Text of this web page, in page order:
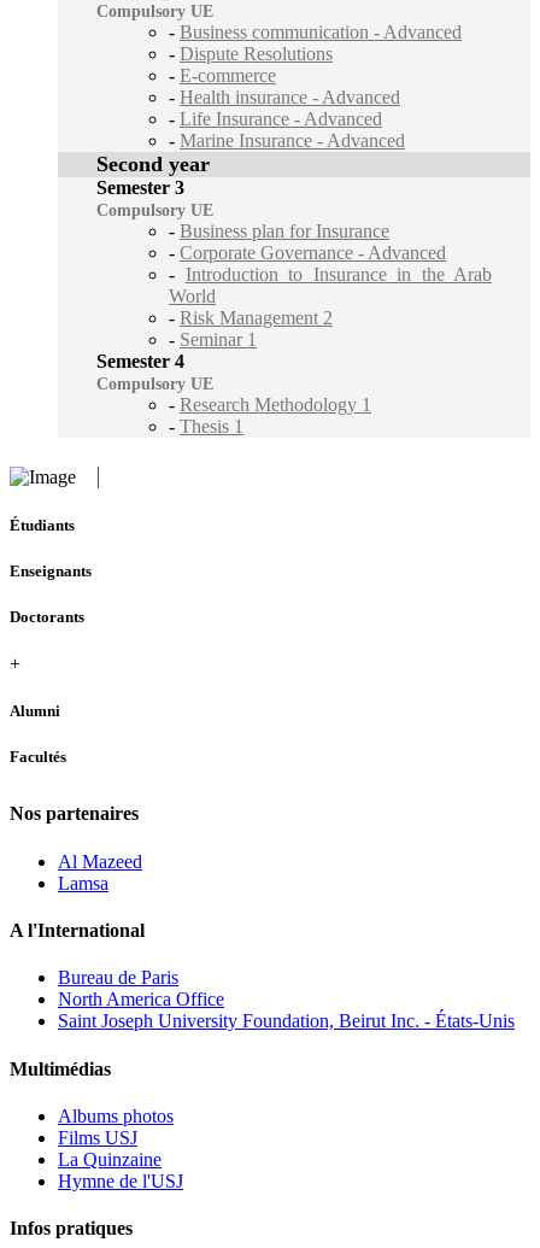
Compulsory UE
- Business communication - Advanced
- Dispute Resolutions
- E-commerce
- Health insurance - Advanced
- Life Insurance - Advanced
- Marine Insurance - Advanced
Second year
Semester 3
Compulsory UE
- Business plan for Insurance
- Corporate Governance - Advanced
- Introduction to Insurance in the Arab
World
- Risk Management 2
- Seminar 1
Semester 4
Compulsory UE
- Research Methodology 1
- Thesis 1
Étudiants
Enseignants
Doctorants
+
Alumni
Facultés
Nos partenaires
Al Mazeed
Lamsa
A l'International
Bureau de Paris
North America Office
Saint Joseph University Foundation, Beirut Inc. - États-Unis
Multimédias
Albums photos
Films USJ
La Quinzaine
Hymne de l'USJ
Infos pratiques